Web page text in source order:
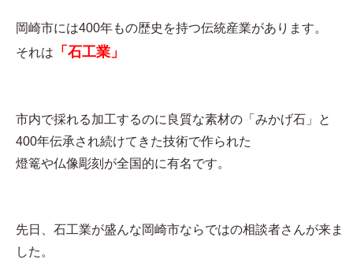
岡崎市には400年もの歴史を持つ伝統産業があります。
それは
「石工業」
市内で採れる加工するのに良質な素材の「みかげ石」と
400年伝承され続けてきた技術で作られた
燈篭や仏像彫刻が全国的に有名です。
先日、石工業が盛んな岡崎市ならではの相談者さんが来ま
した。